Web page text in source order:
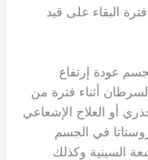
البقاء على قيد
عودة إرتفاع
أثناء فترة من
الجذري أو العلاج الإشعاعي
في الجسم
السينية وكذلك